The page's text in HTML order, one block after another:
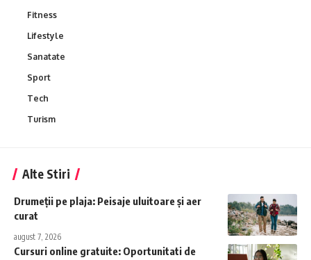
Fitness
Lifestyle
Sanatate
Sport
Tech
Turism
Alte Stiri
Drumeții pe plaja: Peisaje uluitoare și aer
curat
august 7, 2026
Cursuri online gratuite: Oportunitati de